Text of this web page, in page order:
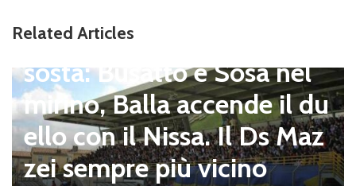
Related Articles
pagnano), mercato senza
sosta: Busatto e Sosa nel
mirino, Balla accende il du
ello con il Nissa. Il Ds Maz
zei sempre più vicino